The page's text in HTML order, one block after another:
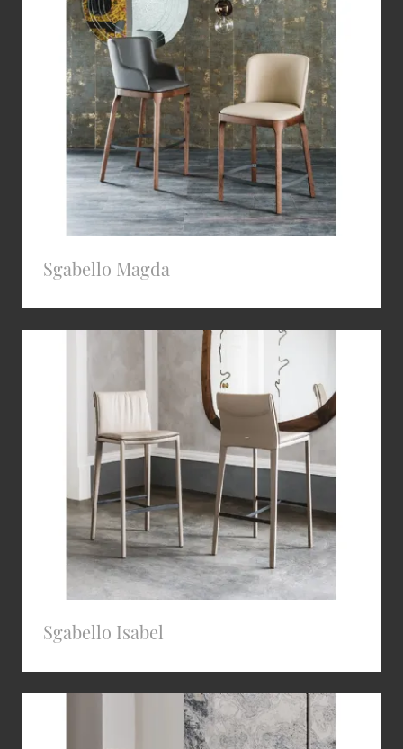
Sgabello Magda
Sgabello Isabel